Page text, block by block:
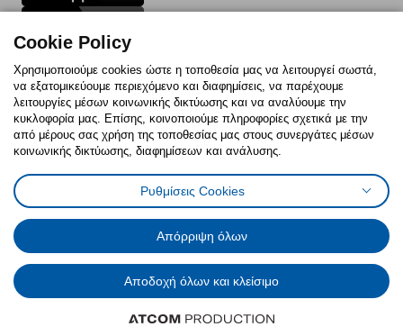
Follow us:
FacebookInstagram
TikTokYoutubePinterestTwitter
Πολιτική CookiesΔήλωση ψηφιακής προσβασιμότητας
Έντυπο Επιστροφής / ΑκύρωσηςΡυθμίσεις cookiesΌροι Χρήσης
Γενική Πολιτική Προσωπικών Δεδομένων
Πολιτική Προσωπικών Δεδομένων για IKEA.com.cy
© Inter-IKEA Systems B.V. 1999 - 2025
Cookie Policy
Χρησιμοποιούμε cookies ώστε η τοποθεσία μας να λειτουργεί σωστά,
να εξατομικεύουμε περιεχόμενο και διαφημίσεις, να παρέχουμε
λειτουργίες μέσων κοινωνικής δικτύωσης και να αναλύουμε την
κυκλοφορία μας. Επίσης, κοινοποιούμε πληροφορίες σχετικά με την
από μέρους σας χρήση της τοποθεσίας μας στους συνεργάτες μέσων
κοινωνικής δικτύωσης, διαφημίσεων και ανάλυσης.
Ρυθμίσεις Cookies
Απόρριψη όλων
Αποδοχή όλων και κλείσιμο